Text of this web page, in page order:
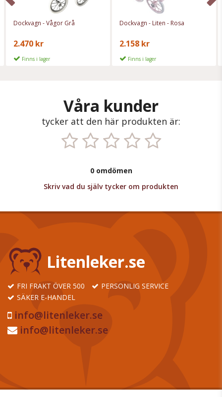
Dockvagn - Vågor Grå
2.470 kr
Finns i lager
Dockvagn - Liten - Rosa
2.158 kr
Finns i lager
Våra kunder
tycker att den här produkten är:
0 omdömen
Skriv vad du själv tycker om produkten
Litenleker.se
FRI FRAKT ÖVER 500
PERSONLIG SERVICE
SÄKER E-HANDEL
info@litenleker.se
info@litenleker.se